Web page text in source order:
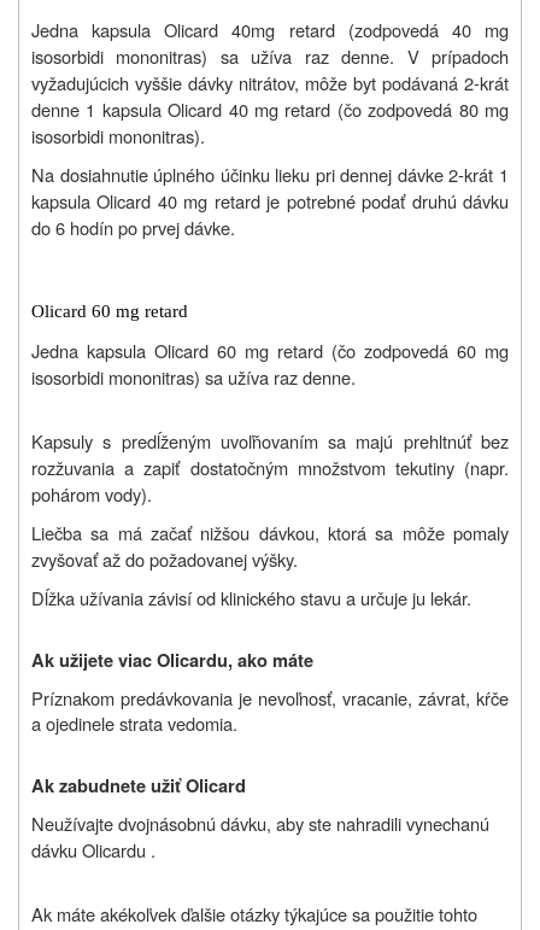
Jedna kapsula Olicard 40mg retard (zodpovedá 40 mg
isosorbidi mononitras) sa užíva raz denne. V prípadoch
vyžadujúcich vyššie dávky nitrátov, môže byt podávaná 2-krát
denne 1 kapsula Olicard 40 mg retard (čo zodpovedá 80 mg
isosorbidi mononitras).
Na dosiahnutie úplného účinku lieku pri dennej dávke 2-krát 1
kapsula Olicard 40 mg retard je potrebné podať druhú dávku
do 6 hodín po prvej dávke.
Olicard 60 mg retard
Jedna kapsula Olicard 60 mg retard (čo zodpovedá 60 mg
isosorbidi mononitras) sa užíva raz denne.
Kapsuly s predĺženým uvoľňovaním sa majú prehltnúť bez
rozžuvania a zapiť dostatočným množstvom tekutiny (napr.
pohárom vody).
Liečba sa má začať nižšou dávkou, ktorá sa môže pomaly
zvyšovať až do požadovanej výšky.
Dĺžka užívania závisí od klinického stavu a určuje ju lekár.
Ak užijete viacOlicardu, ako máte
Príznakom predávkovania je nevoľnosť, vracanie, závrat, kŕče
a ojedinele strata vedomia.
Ak zabudnete užiťOlicard
Neužívajte dvojnásobnú dávku, aby ste nahradili vynechanú
dávku Olicardu .
Ak máte akékoľvek ďalšie otázky týkajúce sa použitie tohto